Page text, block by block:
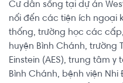
Cư dân sống tại dự án
nối đến các tiện ích ngoại
thống, trường học các
huyện Bình Chánh, trường
Einstein (AES), trung tâm
Bình Chánh, bệnh viện Nhi